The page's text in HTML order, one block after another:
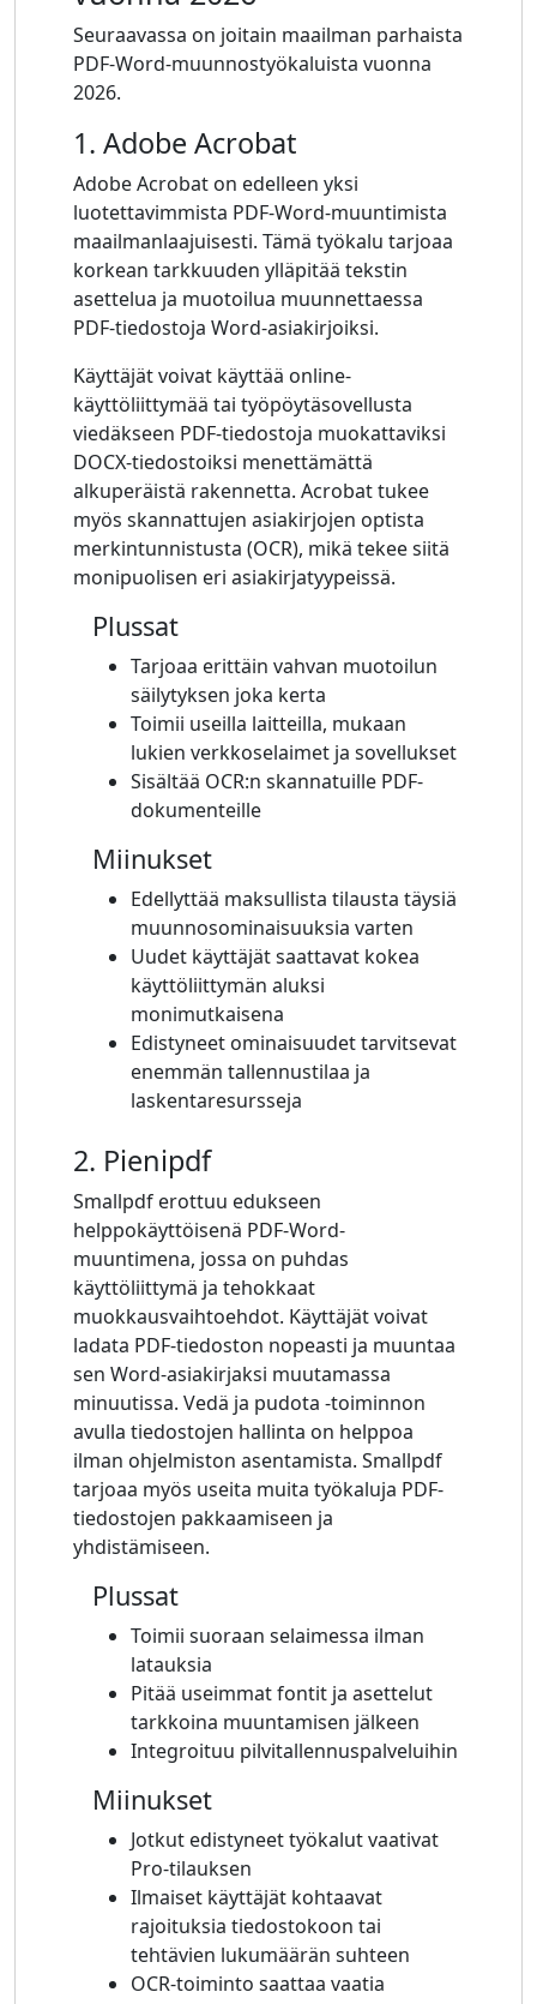
Seuraavassa on joitain maailman parhaista
PDF-Word-muunnostyökaluista vuonna
2026.
1. Adobe Acrobat
Adobe Acrobat on edelleen yksi
luotettavimmista PDF-Word-muuntimista
maailmanlaajuisesti. Tämä työkalu tarjoaa
korkean tarkkuuden ylläpitää tekstin
asettelua ja muotoilua muunnettaessa
PDF-tiedostoja Word-asiakirjoiksi.
Käyttäjät voivat käyttää online-
käyttöliittymää tai työpöytäsovellusta
viedäkseen PDF-tiedostoja muokattaviksi
DOCX-tiedostoiksi menettämättä
alkuperäistä rakennetta. Acrobat tukee
myös skannattujen asiakirjojen optista
merkintunnistusta (OCR), mikä tekee siitä
monipuolisen eri asiakirjatyypeissä.
Plussat
Tarjoaa erittäin vahvan muotoilun
säilytyksen joka kerta
Toimii useilla laitteilla, mukaan
lukien verkkoselaimet ja sovellukset
Sisältää OCR:n skannatuille PDF-
dokumenteille
Miinukset
Edellyttää maksullista tilausta täysiä
muunnosominaisuuksia varten
Uudet käyttäjät saattavat kokea
käyttöliittymän aluksi
monimutkaisena
Edistyneet ominaisuudet tarvitsevat
enemmän tallennustilaa ja
laskentaresursseja
2. Pienipdf
Smallpdf erottuu edukseen
helppokäyttöisenä PDF-Word-
muuntimena, jossa on puhdas
käyttöliittymä ja tehokkaat
muokkausvaihtoehdot. Käyttäjät voivat
ladata PDF-tiedoston nopeasti ja muuntaa
sen Word-asiakirjaksi muutamassa
minuutissa. Vedä ja pudota -toiminnon
avulla tiedostojen hallinta on helppoa
ilman ohjelmiston asentamista. Smallpdf
tarjoaa myös useita muita työkaluja PDF-
tiedostojen pakkaamiseen ja
yhdistämiseen.
Plussat
Toimii suoraan selaimessa ilman
latauksia
Pitää useimmat fontit ja asettelut
tarkkoina muuntamisen jälkeen
Integroituu pilvitallennuspalveluihin
Miinukset
Jotkut edistyneet työkalut vaativat
Pro-tilauksen
Ilmaiset käyttäjät kohtaavat
rajoituksia tiedostokoon tai
tehtävien lukumäärän suhteen
OCR-toiminto saattaa vaatia